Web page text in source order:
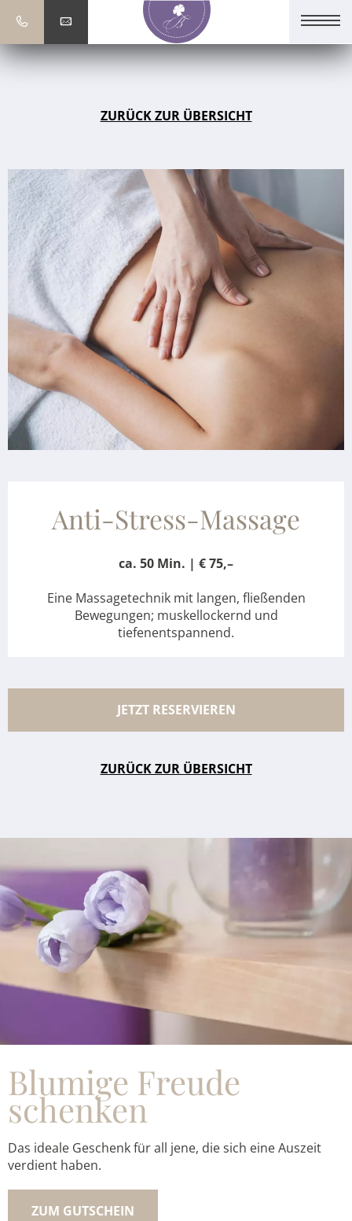
ZURÜCK ZUR ÜBERSICHT
Anti-Stress-Massage
ca. 50 Min. | € 75,–
Eine Massagetechnik mit langen, fließenden
Bewegungen; muskellockernd und
tiefenentspannend.
ZURÜCK ZUR ÜBERSICHT
JETZT RESERVIEREN
Blumige Freude
schenken
Das ideale Geschenk für all jene, die sich eine Auszeit
verdient haben.
ZUM GUTSCHEIN